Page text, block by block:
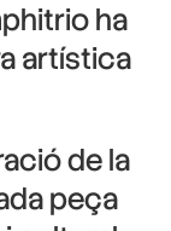
ha
artística
de la
peça